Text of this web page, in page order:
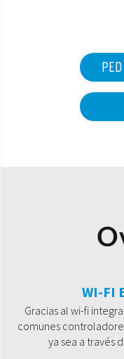
WI-FI
Gracias al wi-fi
comunes
ya sea a través